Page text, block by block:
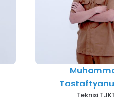
Teknisi